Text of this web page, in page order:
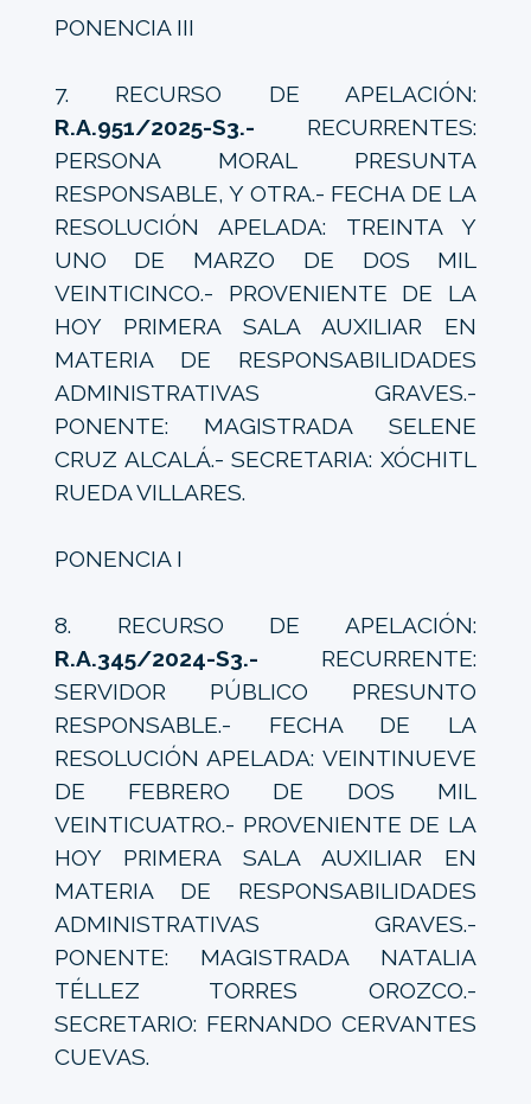
PONENCIA III
7. RECURSO DE APELACIÓN:
R.A.951/2025-S3.- RECURRENTES:
PERSONA MORAL PRESUNTA
RESPONSABLE, Y OTRA.- FECHA DE LA
RESOLUCIÓN APELADA: TREINTA Y
UNO DE MARZO DE DOS MIL
VEINTICINCO.- PROVENIENTE DE LA
HOY PRIMERA SALA AUXILIAR EN
MATERIA DE RESPONSABILIDADES
ADMINISTRATIVAS GRAVES.-
PONENTE: MAGISTRADA SELENE
CRUZ ALCALÁ.- SECRETARIA: XÓCHITL
RUEDA VILLARES.
PONENCIA I
8. RECURSO DE APELACIÓN:
R.A.345/2024-S3.- RECURRENTE:
SERVIDOR PÚBLICO PRESUNTO
RESPONSABLE.- FECHA DE LA
RESOLUCIÓN APELADA: VEINTINUEVE
DE FEBRERO DE DOS MIL
VEINTICUATRO.- PROVENIENTE DE LA
HOY PRIMERA SALA AUXILIAR EN
MATERIA DE RESPONSABILIDADES
ADMINISTRATIVAS GRAVES.-
PONENTE: MAGISTRADA NATALIA
TÉLLEZ TORRES OROZCO.-
SECRETARIO: FERNANDO CERVANTES
CUEVAS.